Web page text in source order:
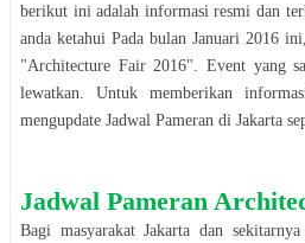
berikut ini adalah informasi resmi dan
anda ketahui Pada bulan Januari 2016
"Architecture Fair 2016". Event yang
lewatkan. Untuk memberikan
mengupdate Jadwal Pameran di Jakarta
Jadwal Pameran
Bagi masyarakatJakarta dan